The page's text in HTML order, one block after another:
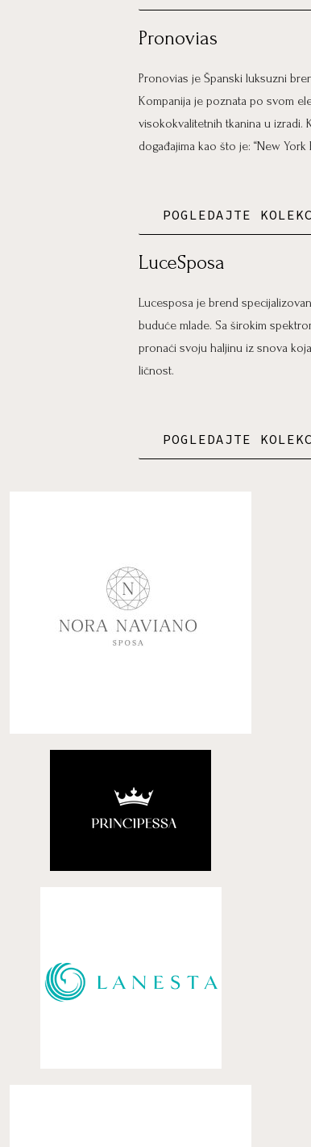
Pronovias
Pronovias je Španski luksuzni
Kompanija je poznata po svom
visokokvalitetnih tkanina u izradi.
događajima kao što je: “New York
POGLEDAJTE
LuceSposa
Lucesposa je brend
buduće mlade. Sa širokim
pronaći svoju haljinu iz snova
ličnost.
POGLEDAJTE